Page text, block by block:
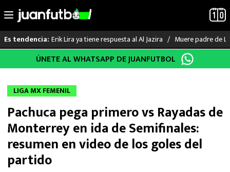
al
Es tendencia: Erik Lira ya tiene respuesta al Al Jazira Muere padre de
LO ÚLTIMO
LIGA MX
RAYADOS
PUMAS
ATLANTE
ÚNETE AL WHATSAPP DE JUANFUTBOL
LIGA MX FEMENIL
Pachuca pega primero vs Rayadas de
Monterrey en ida de Semifinales:
resumen en video de los goles del
partido